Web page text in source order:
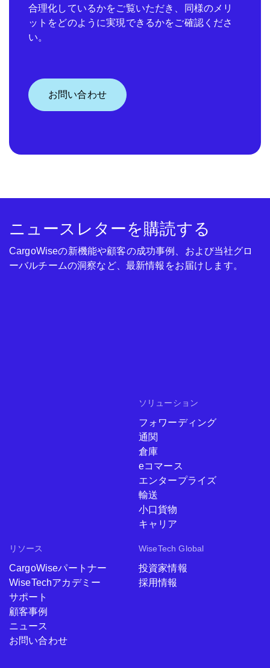
合理化しているかをご覧いただき、同様のメリ
ットをどのように実現できるかをご確認くださ
い。
お問い合わせ
ソリューション
フォワーディング
通関
倉庫
eコマース
エンタープライズ
輸送
小口貨物
キャリア
リソース
CargoWiseパートナー
WiseTechアカデミー
サポート
顧客事例
ニュース
お問い合わせ
WiseTech Global
投資家情報
採用情報
ニュースレターを購読する
CargoWiseの新機能や顧客の成功事例、および当社グロ
ーバルチームの洞察など、最新情報をお届けします。